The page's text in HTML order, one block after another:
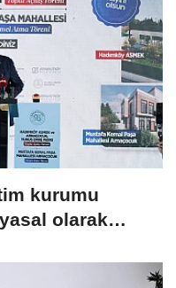
kurumu
olarak